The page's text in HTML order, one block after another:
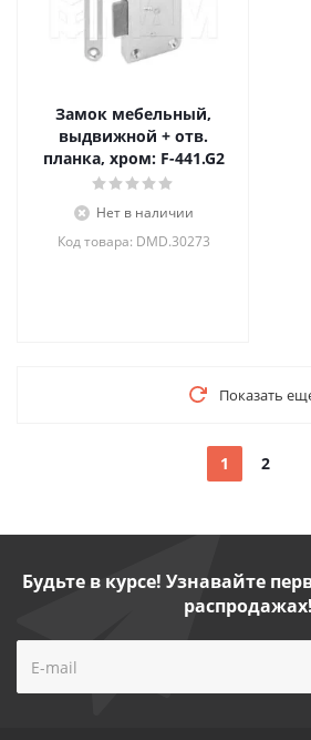
Замок мебельный,
выдвижной + отв.
планка, хром: F-441.G2
Нет в наличии
Код товара: DMD.30273
Показать
1 2
Будьте в курсе! Узнавайте
распродажах!